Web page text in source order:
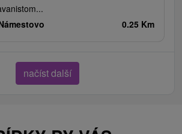
0.25 Km
načíst další